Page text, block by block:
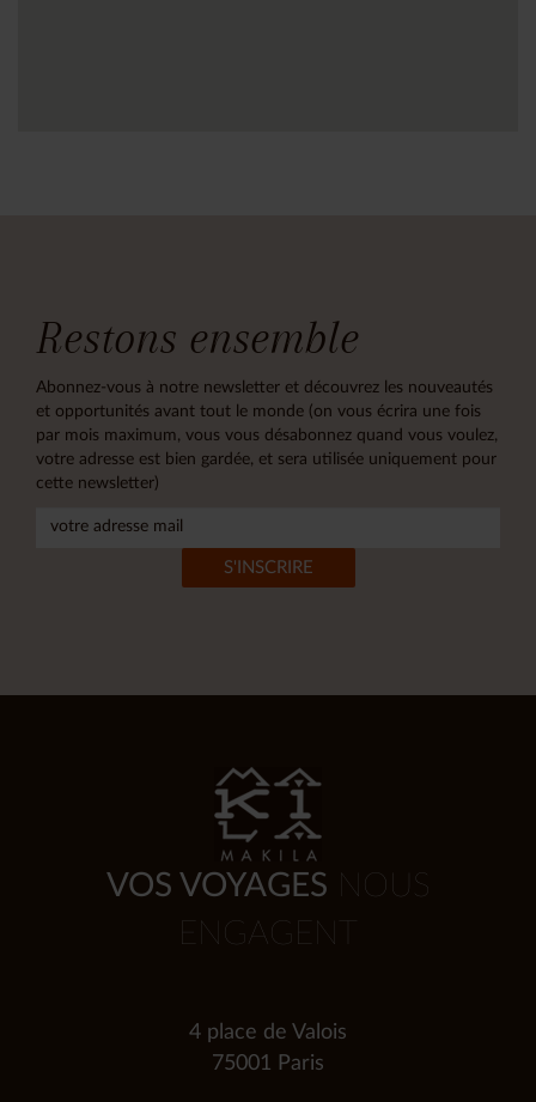
Restons ensemble
Abonnez-vous à notre newsletter et découvrez les nouveautés
et opportunités avant tout le monde (on vous écrira une fois
par mois maximum, vous vous désabonnez quand vous voulez,
votre adresse est bien gardée, et sera utilisée uniquement pour
cette newsletter)
VOS VOYAGES NOUS
ENGAGENT
4 place de Valois
75001 Paris